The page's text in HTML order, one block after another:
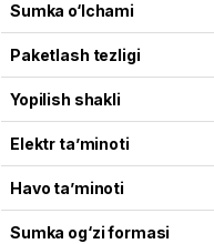
Sumka o‘lchami
Paketlash tezligi
Yopilish shakli
Elektr ta’minoti
Havo ta’minoti
Sumka og‘zi formasi